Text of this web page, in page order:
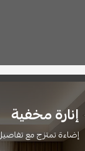
إنارة مخفية
إضاءة تمتزج مع